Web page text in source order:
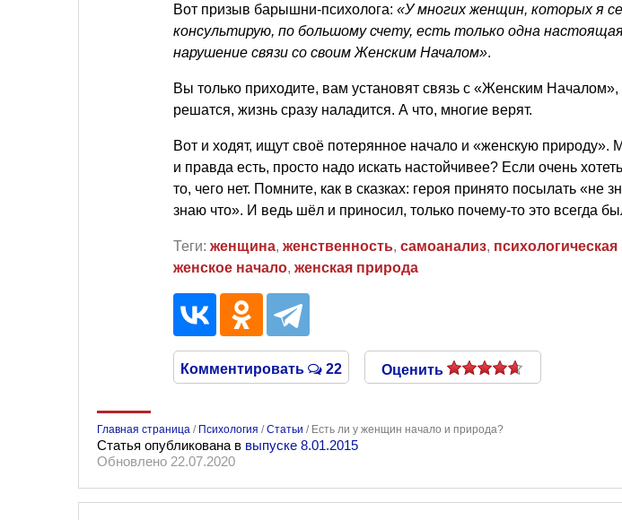
Вот призыв барышни-психолога: «У многих женщин, которых я
консультирую, по большому счету, есть только одна
нарушение связи со своим Женским Началом».
Вы только приходите, вам установят связь с «Женским
решатся, жизнь сразу наладится. А что, многие верят.
Вот и ходят, ищут своё потерянное начало и «женскую природу».
и правда есть, просто надо искать настойчивее? Если очень
то, чего нет. Помните, как в сказках: героя принято посылать «не
знаю что». И ведь шёл и приносил, только почему-то это всегда
Теги: женщина, женственность, самоанализ,
женское начало, женская природа
Комментировать 22 Оценить
Главная страница / Психология /Статьи / Есть ли у женщин начало и природа?
Статья опубликована в выпуске 8.01.2015
Обновлено 22.07.2020